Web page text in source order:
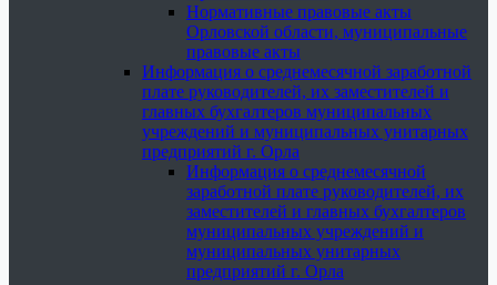
Нормативные правовые акты
Орловской области, муниципальные
правовые акты
Информация о среднемесячной заработной
плате руководителей, их заместителей и
главных бухгалтеров муниципальных
учреждений и муниципальных унитарных
предприятий г. Орла
Информация о среднемесячной
заработной плате руководителей, их
заместителей и главных бухгалтеров
муниципальных учреждений и
муниципальных унитарных
предприятий г. Орла